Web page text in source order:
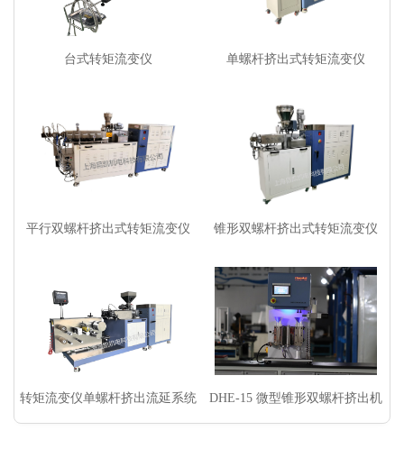
台式转矩流变仪 单螺杆挤出式转矩流变仪
平行双螺杆挤出式转矩流变仪 锥形双螺杆挤出式转矩流变仪
转矩流变仪单螺杆挤出流延系统 DHE-15 微型锥形双螺杆挤出机